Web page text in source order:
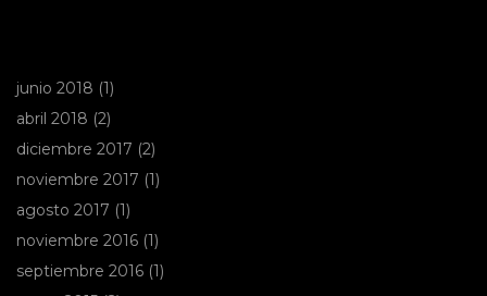
junio 2018 (1)
abril 2018 (2)
diciembre 2017 (2)
noviembre 2017 (1)
agosto 2017 (1)
noviembre 2016 (1)
septiembre 2016 (1)